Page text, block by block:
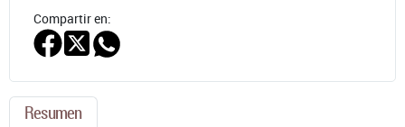
Compartir en:
Resumen